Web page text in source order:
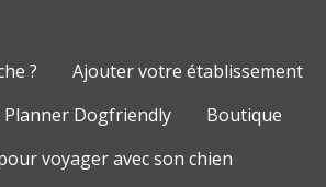
?
Ajouter votre établissement
Planner Dogfriendly
Boutique
voyager avec son chien